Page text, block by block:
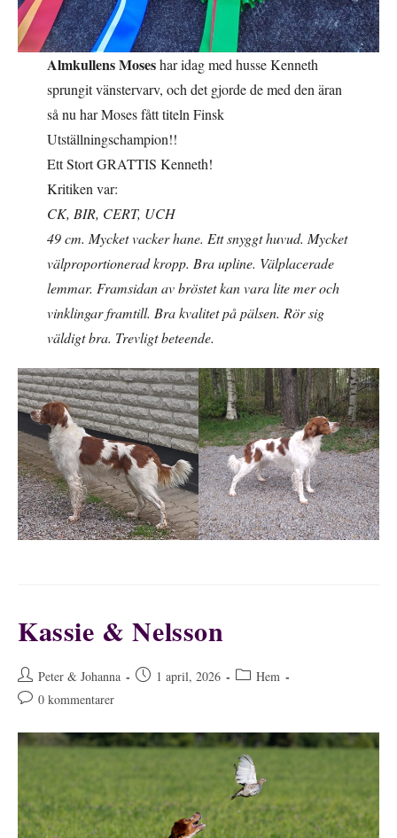
Almkullens Moseshar idag med husse Kenneth
sprungit vänstervarv, och det gjorde de med den äran
så nu har Moses fått titeln Finsk
Utställningschampion!!
Ett Stort GRATTIS Kenneth!
Kritiken var:
CK, BIR, CERT, UCH
49 cm. Mycket vacker hane. Ett snyggt huvud. Mycket
välproportionerad kropp. Bra upline. Välplacerade
lemmar. Framsidan av bröstet kan vara lite mer och
vinklingar framtill. Bra kvalitet på pälsen. Rör sig
väldigt bra. Trevligt beteende.
Kassie & Nelsson
Inläggsförfattare:
Peter & Johanna
Inlägget1 april, 2026 Inläggskategori:
Hem
Kommentarer
inlägget:
0 kommentarer